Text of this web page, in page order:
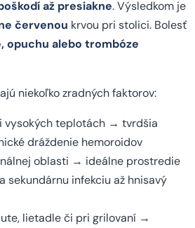
až presiakne. Výsledkom je
červenou krvou pri stolici. Bolesť
opuchu alebo trombóze
niekoľko zradných faktorov:
vysokých teplotách → tvrdšia
dráždenie hemoroidov
oblasti → ideálne prostredie
sekundárnu infekciu až hnisavý
lietadle či pri grilovaní →